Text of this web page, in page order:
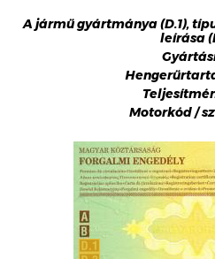
A jármű gyártmánya (D.1),
leírása
Motorkód /